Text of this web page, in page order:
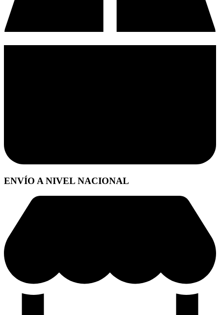
ENVÍO A NIVEL NACIONAL